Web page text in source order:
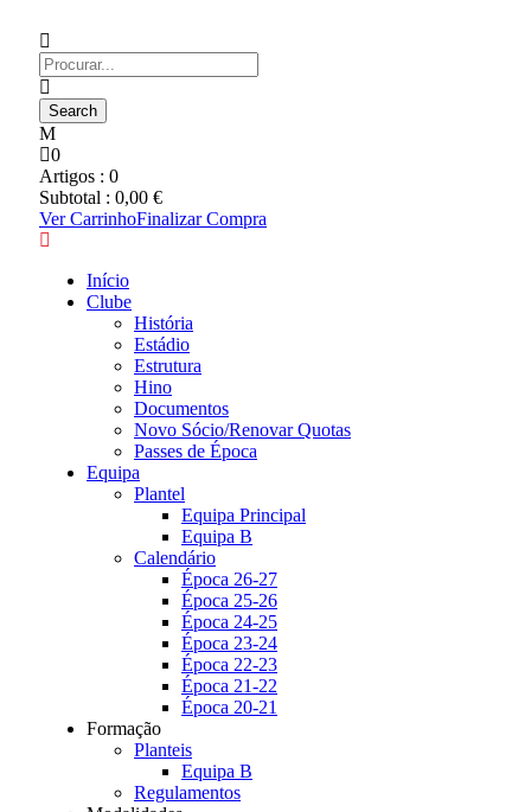
0
Artigos : 0
Subtotal : 0,00 €
Ver CarrinhoFinalizar Compra
Início
Clube
História
Estádio
Estrutura
Hino
Documentos
Novo Sócio/Renovar Quotas
Passes de Época
Equipa
Plantel
Equipa Principal
Equipa B
Calendário
Época 26-27
Época 25-26
Época 24-25
Época 23-24
Época 22-23
Época 21-22
Época 20-21
Formação
Planteis
Equipa B
Regulamentos